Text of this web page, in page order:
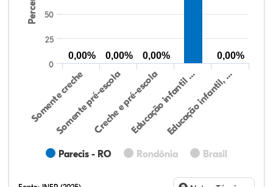
Parecis - RO Rondônia Brasil
Somente creche
Somente pré-escolaCreche e pré-escolaEducação infantil …
Educação infantil, …
0
25
50
0,00% 0,00% 0,00% 0,00%